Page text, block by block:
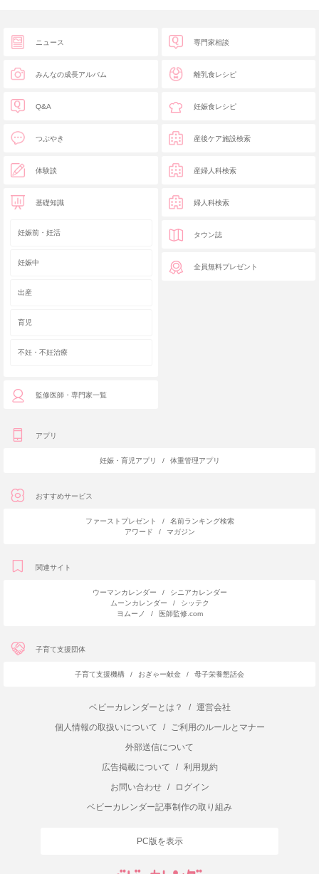
ニュース
みんなの成長アルバム
Q&A
つぶやき
体験談
基礎知識
妊娠前・妊活
妊娠中
出産
育児
不妊・不妊治療
監修医師・専門家一覧
専門家相談
離乳食レシピ
妊娠食レシピ
産後ケア施設検索
産婦人科検索
婦人科検索
タウン誌
全員無料プレゼント
アプリ
妊娠・育児アプリ / 体重管理アプリ
おすすめサービス
ファーストプレゼント /
名前ランキング検索
アワード
/ マガジン
関連サイト
ウーマンカレンダー /
シニアカレンダー
ムーンカレンダー
/
シッテク
ヨムーノ
/ 医師監修.com
子育て支援団体
子育て支援機構 / おぎゃー献金 / 母子栄養懇話会
ベビーカレンダーとは？ /
運営会社
個人情報の取扱いについて
/
ご利用のルールとマナー
外部送信について
広告掲載について
/
利用規約
お問い合わせ
/
ログイン
ベビーカレンダー記事制作の取り組み
PC版を表示